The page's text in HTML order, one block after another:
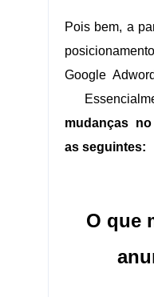
Pois bem, a
Google
mudanças
as seguintes:
O que